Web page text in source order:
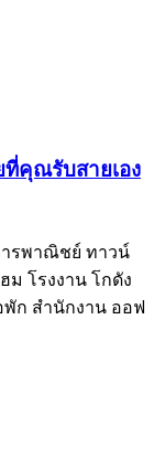
ที่คุณรับสายเอง
รพาณิชย์ ทาวน์
ม โรงงาน โกดัง
ก สำนักงาน ออฟ